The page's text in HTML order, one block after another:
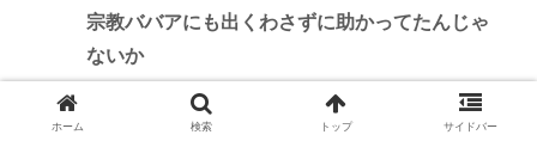
宗教ババアにも出くわさずに助かってたんじゃ
ないか
ホーム 検索 トップ サイドバー